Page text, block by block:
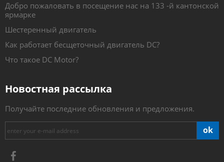
Добро пожаловать в посещение нас на 133 -й кантонской
ярмарке
Шестеренный двигатель
Как работает бесщеточный двигатель DC?
Что такое DC Motor?
Новостная рассылка
Получайте последние обновления и предложения.
ok